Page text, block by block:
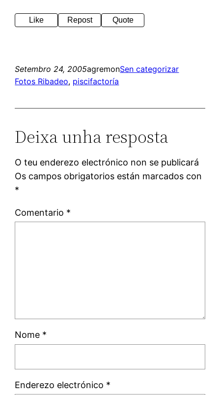
Like Repost Quote
Setembro 24, 2005agremonSen categorizar
Fotos Ribadeo, piscifactoría
Deixa unha resposta
O teu enderezo electrónico non se publicará
Os campos obrigatorios están marcados con
*
Comentario *
Nome *
Enderezo electrónico *